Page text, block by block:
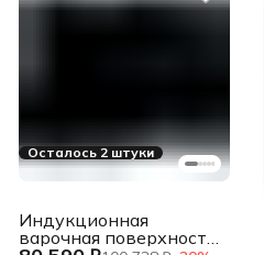
Осталось 2 штуки
Индукционная
варочная поверхность